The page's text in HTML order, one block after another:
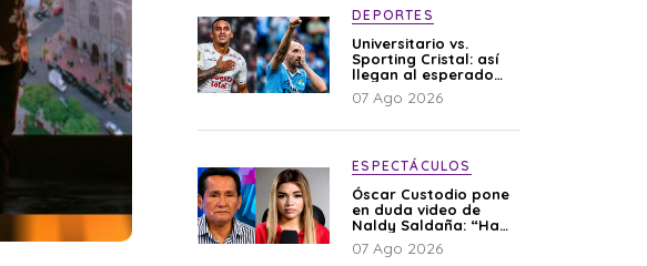
DEPORTES
Universitario vs.
Sporting Cristal: así
llegan al esperado
duelo
07 Ago 2026
ESPECTÁCULOS
Óscar Custodio pone
en duda video de
Naldy Saldaña: “Hay
cosas que de repente
se han editado”
07 Ago 2026